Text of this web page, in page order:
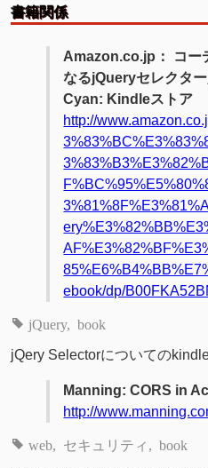
書籍関係
Amazon.co.jp： コー
なるjQueryセレクタ
Cyan: Kindleストア
http://
ebook/dp/
jQuery book
jQery Selectorについての
Manning: CORS in
http://
web セキュリティ book